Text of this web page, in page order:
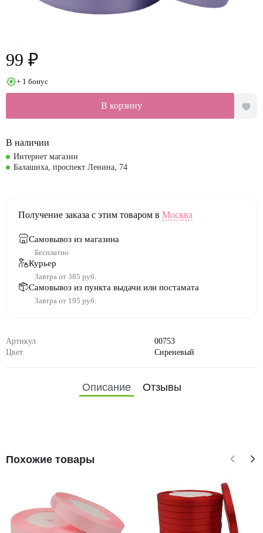
Артикул
00753
Цвет
Сиреневый
99 ₽
+ 1 бонус
В корзину
В наличии
Интернет магазин
Балашиха, проспект Ленина, 74
Получение заказа с этим товаром в Москва
Самовывоз из магазина
Бесплатно
Курьер
Завтра от 385 руб.
Самовывоз из пункта выдачи или постамата
Завтра от 195 руб.
Описание Отзывы
Похожие товары